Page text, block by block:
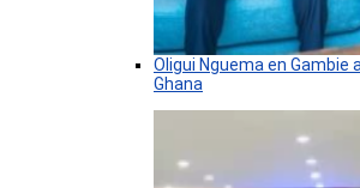
Oligui Nguema en Gambie
Ghana